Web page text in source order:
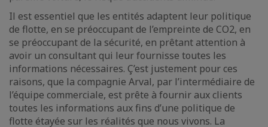
Il est essentiel que les entités adaptent leur politique
de flotte, en se préoccupant de l’empreinte de CO2, en
se préoccupant de la sécurité, en prêtant attention à
avoir un consultant qui leur fournisse toutes les
informations nécessaires. Ç’est justement pour ces
raisons, que la compagnie Arval, par l’intermédiaire de
l’équipe commerciale, est prête à fournir aux clients
toutes les informations aux fins d’une politique de
flotte étayée sur les réalités que nous vivons. La